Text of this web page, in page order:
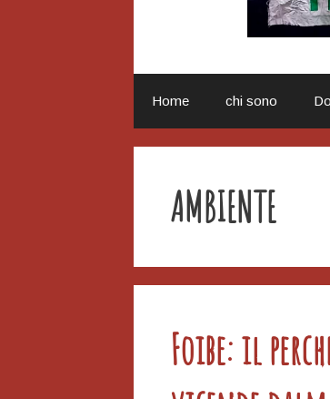
Home chi sono
AMBIENTE
Foibe: il